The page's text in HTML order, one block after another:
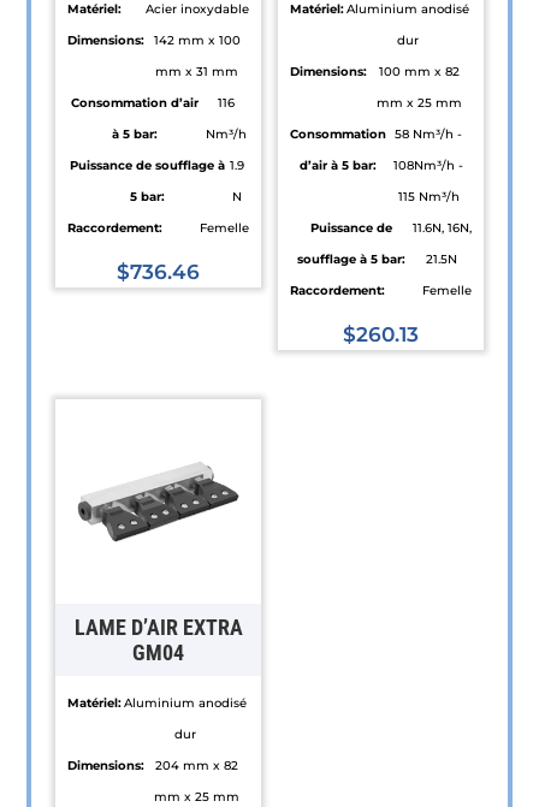
Matériel:
Acier inoxydable
Dimensions:
142 mm x 100
mm x 31 mm
Consommation d’air
à 5 bar:
116
Nm³/h
Puissance de soufflage à
5 bar:
1.9
N
Raccordement:
Femelle
$736.46
plusieurs
options
peuvent
sur
la
du
produit
Matériel:Aluminium anodisé
dur
Dimensions:
100 mm x 82
mm x 25 mm
Consommation
d’air à 5 bar:
58 Nm³/h -
108Nm³/h -
115 Nm³/h
Puissance de
soufflage à 5 bar:
11.6N, 16N,
21.5N
Raccordement:
Femelle
$260.13
LAME D’AIR EXTRA
GM04
Matériel:Aluminium anodisé
dur
Dimensions:
204 mm x 82
mm x 25 mm